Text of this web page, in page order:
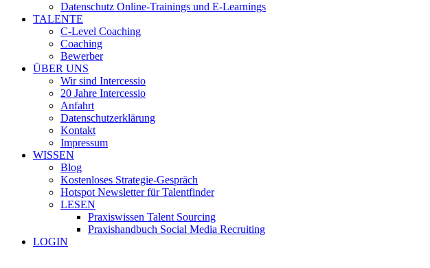
Datenschutz Online-Trainings und E-Learnings
TALENTE
C-Level Coaching
Coaching
Bewerber
ÜBER UNS
Wir sind Intercessio
20 Jahre Intercessio
Anfahrt
Datenschutzerklärung
Kontakt
Impressum
WISSEN
Blog
Kostenloses Strategie-Gespräch
Hotspot Newsletter für Talentfinder
LESEN
Praxiswissen Talent Sourcing
Praxishandbuch Social Media Recruiting
LOGIN